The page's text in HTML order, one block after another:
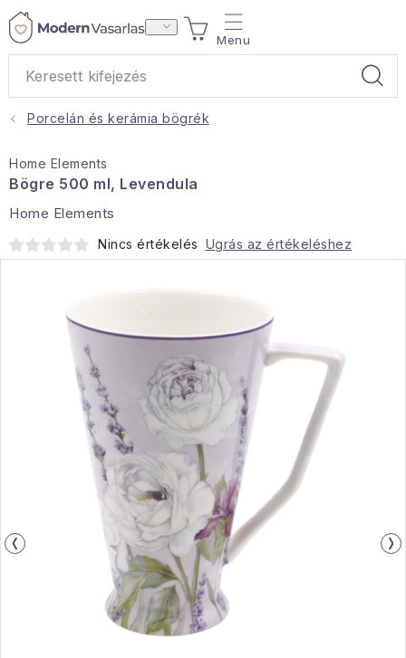
Ugrás
KOSÁR
Otthoni illatok
Háztartás
Hobbi és kert
Gyűjtemény
Egészség és szépség
Sport és szabadban
Gyermekeknek
Sziasztok, hív a nyár.
Porcelán és kerámia bögrék
Home Elements
Bögre 500 ml, Levendula
Home Elements
Nincs értékelés Ugrás az értékeléshez